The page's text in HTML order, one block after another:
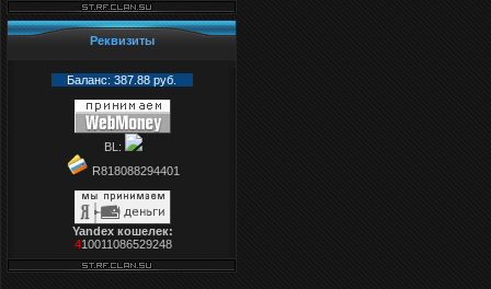
Реквизиты
Баланс: 387.88 руб.
BL:
R818088294401
Yandex кошелек:
410011086529248